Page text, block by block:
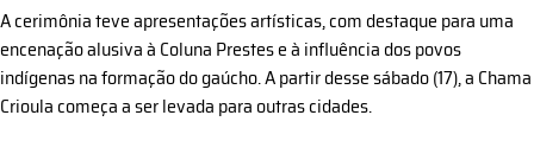
A cerimônia teve apresentações artísticas, com destaque para uma
encenação alusiva à Coluna Prestes e à influência dos povos
indígenas na formação do gaúcho. A partir desse sábado (17), a Chama
Crioula começa a ser levada para outras cidades.